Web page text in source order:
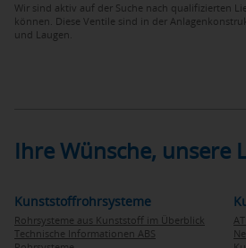
Wir sind aktiv auf der Suche nach qualifizierten
können. Diese Ventile sind in der
und Laugen.
Ihre Wünsche, unsere
Kunststoffrohrsysteme
Rohrsysteme aus Kunststoff im Überblick
Technische Informationen ABS